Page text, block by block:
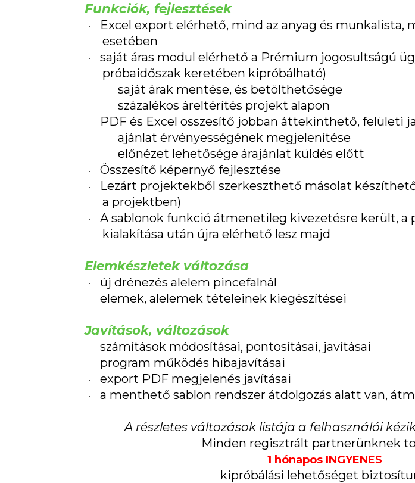
Funkciók, fejlesztések
·
Excel export elérhető, mind az anyag és munkalista,
esetében
·
saját áras modul elérhető a Prémium jogosultságú
próbaidőszak keretében kipróbálható)
· saját árak mentése, és betölthetősége
· százalékos áreltérítés projekt alapon
· PDF és Excel összesítő jobban áttekinthető, felületi
· ajánlat érvényességének megjelenítése
· előnézet lehetősége árajánlat küldés előtt
· Összesítő képernyő fejlesztése
·
Lezárt projektekből szerkeszthető másolat
a projektben)
·
A sablonok funkció átmenetileg kivezetésre került, a
kialakítása után újra elérhető lesz majd
Elemkészletek változása
· új drénezés alelem pincefalnál
· elemek, alelemek tételeinek kiegészítései
Javítások, változások
· számítások módosításai, pontosításai, javításai
· program működés hibajavításai
· export PDF megjelenés javításai
· a menthető sablon rendszer átdolgozás alatt van,
A részletes változások listája a felhasználói
Minden regisztrált partnerünknek
1 hónapos INGYENES
kipróbálási lehetőséget